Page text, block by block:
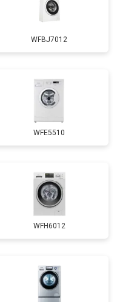
WFBJ7012
WFE5510
WFH6012